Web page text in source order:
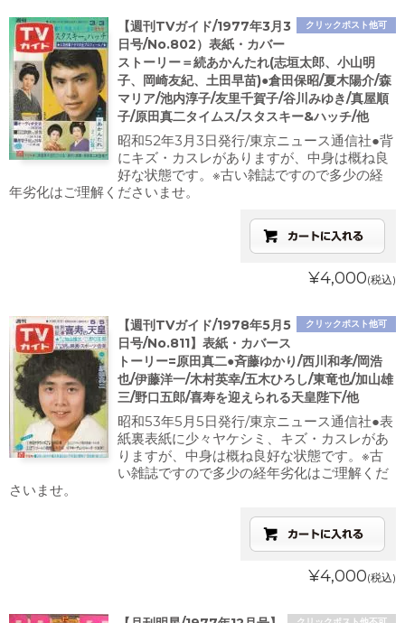
クリックポスト他可
【週刊TVガイド/1977年3月3
日号/No.802）表紙・カバー
ストーリー＝続あかんたれ(志垣太郎、小山明
子、岡崎友紀、土田早苗)●倉田保昭/夏木陽介/森
マリア/池内淳子/友里千賀子/谷川みゆき/真屋順
子/原田真二タイムス/スタスキー&ハッチ/他
昭和52年3月3日発行/東京ニュース通信社●背
にキズ・カスレがありますが、中身は概ね良
好な状態です。※古い雑誌ですので多少の経
年劣化はご理解くださいませ。
¥4,000(税込)
クリックポスト他可
【週刊TVガイド/1978年5月5
日号/No.811】表紙・カバース
トーリー=原田真二●斉藤ゆかり/西川和孝/岡浩
也/伊藤洋一/木村英幸/五木ひろし/東竜也/加山雄
三/野口五郎/喜寿を迎えられる天皇陛下/他
昭和53年5月5日発行/東京ニュース通信社●表
紙裏表紙に少々ヤケシミ、キズ・カスレがあ
りますが、中身は概ね良好な状態です。※古
い雑誌ですので多少の経年劣化はご理解くだ
さいませ。
¥4,000(税込)